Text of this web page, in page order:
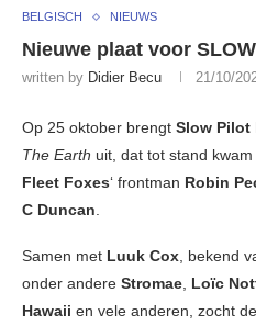
BELGISCH NIEUWS
Nieuwe plaat voor
written by Didier Becu 21/10/
Op 25 oktober brengt Slow Pilot
The Earth uit, dat tot stand
Fleet Foxes‘ frontman Robin
C Duncan.
Samen met Luuk Cox, bekend
onder andere Stromae, Loïc
Hawaii en vele anderen, zocht